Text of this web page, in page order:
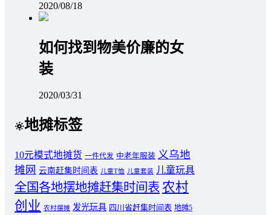
2020/08/18
如何找到物美价廉的女
装
2020/03/31
地摊标签
10元模式地摊货 一件代发 中老年服装 义乌地
摊网 云南赶集时间表 儿童T恤 儿童套装 儿童玩具
全国各地摆地摊赶集时间表 农村
创业 农村摆摊 发光玩具 四川省赶集时间表 地摊5